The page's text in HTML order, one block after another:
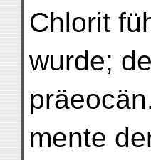
Chlorit
wurde;
mente